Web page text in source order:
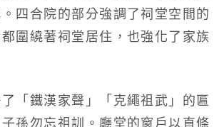
四合院的部分強調了祠堂空間的
圍繞著祠堂居住，也強化了家族
「鐵漢家聲」「克繩祖武」的匾
孫勿忘祖訓。廳堂的窗戶以直條